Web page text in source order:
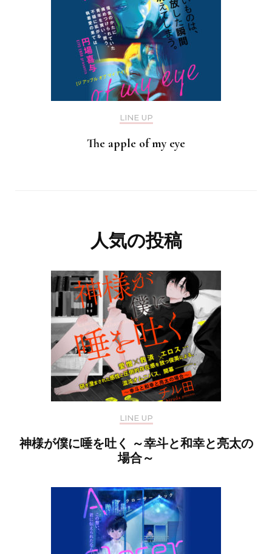
LINE UP
The apple of my eye
人気の投稿
LINE UP
神様が僕に唾を吐く ～幸斗と和幸と亮太の
場合～